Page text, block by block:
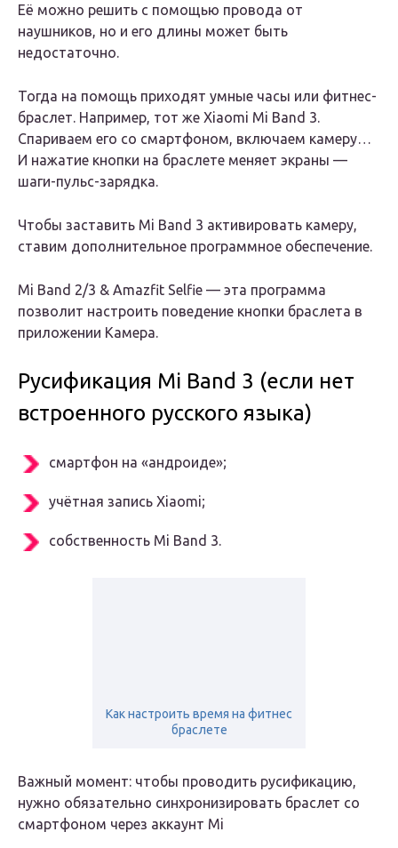
Её можно решить с помощью провода от
наушников, но и его длины может быть
недостаточно.
Тогда на помощь приходят умные часы или фитнес-
браслет. Например, тот же Xiaomi Mi Band 3.
Спариваем его со смартфоном, включаем камеру…
И нажатие кнопки на браслете меняет экраны —
шаги-пульс-зарядка.
Чтобы заставить Mi Band 3 активировать камеру,
ставим дополнительное программное обеспечение.
Mi Band 2/3 & Amazfit Selfie — эта программа
позволит настроить поведение кнопки браслета в
приложении Камера.
Русификация Mi Band 3 (если нет
встроенного русского языка)
смартфон на «андроиде»;
учётная запись Xiaomi;
собственность Mi Band 3.
Как настроить время на фитнес
браслете
Важный момент: чтобы проводить русификацию,
нужно обязательно синхронизировать браслет со
смартфоном через аккаунт Mi